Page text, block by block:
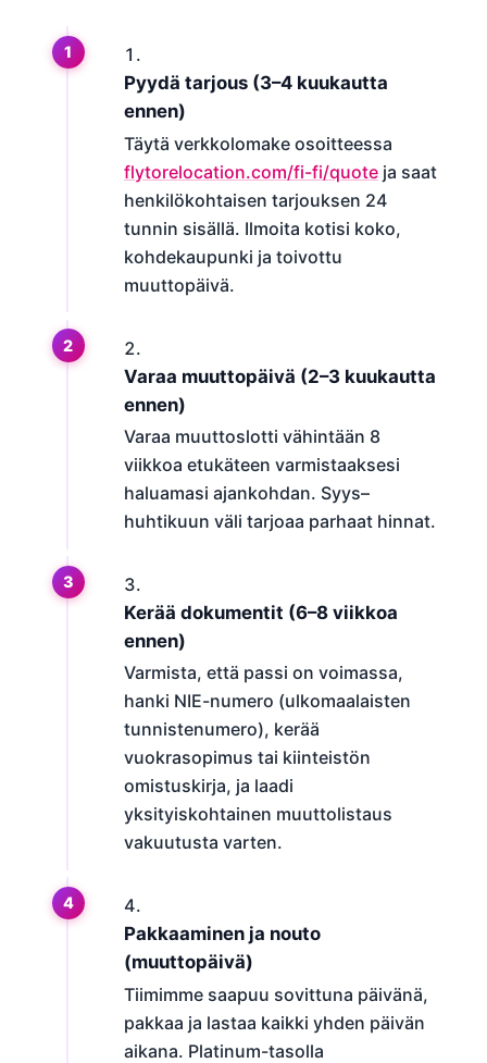
Pyydä tarjous (3–4 kuukautta
ennen)
Täytä verkkolomake osoitteessa
flytorelocation.com/fi-fi/quoteja saat
henkilökohtaisen tarjouksen 24
tunnin sisällä. Ilmoita kotisi koko,
kohdekaupunki ja toivottu
muuttopäivä.
Varaa muuttopäivä (2–3 kuukautta
ennen)
Varaa muuttoslotti vähintään 8
viikkoa etukäteen varmistaaksesi
haluamasi ajankohdan. Syys–
huhtikuun väli tarjoaa parhaat hinnat.
Kerää dokumentit (6–8 viikkoa
ennen)
Varmista, että passi on voimassa,
hanki NIE-numero (ulkomaalaisten
tunnistenumero), kerää
vuokrasopimus tai kiinteistön
omistuskirja, ja laadi
yksityiskohtainen muuttolistaus
vakuutusta varten.
Pakkaaminen ja nouto
(muuttopäivä)
Tiimimme saapuu sovittuna päivänä,
pakkaa ja lastaa kaikki yhden päivän
aikana. Platinum-tasolla